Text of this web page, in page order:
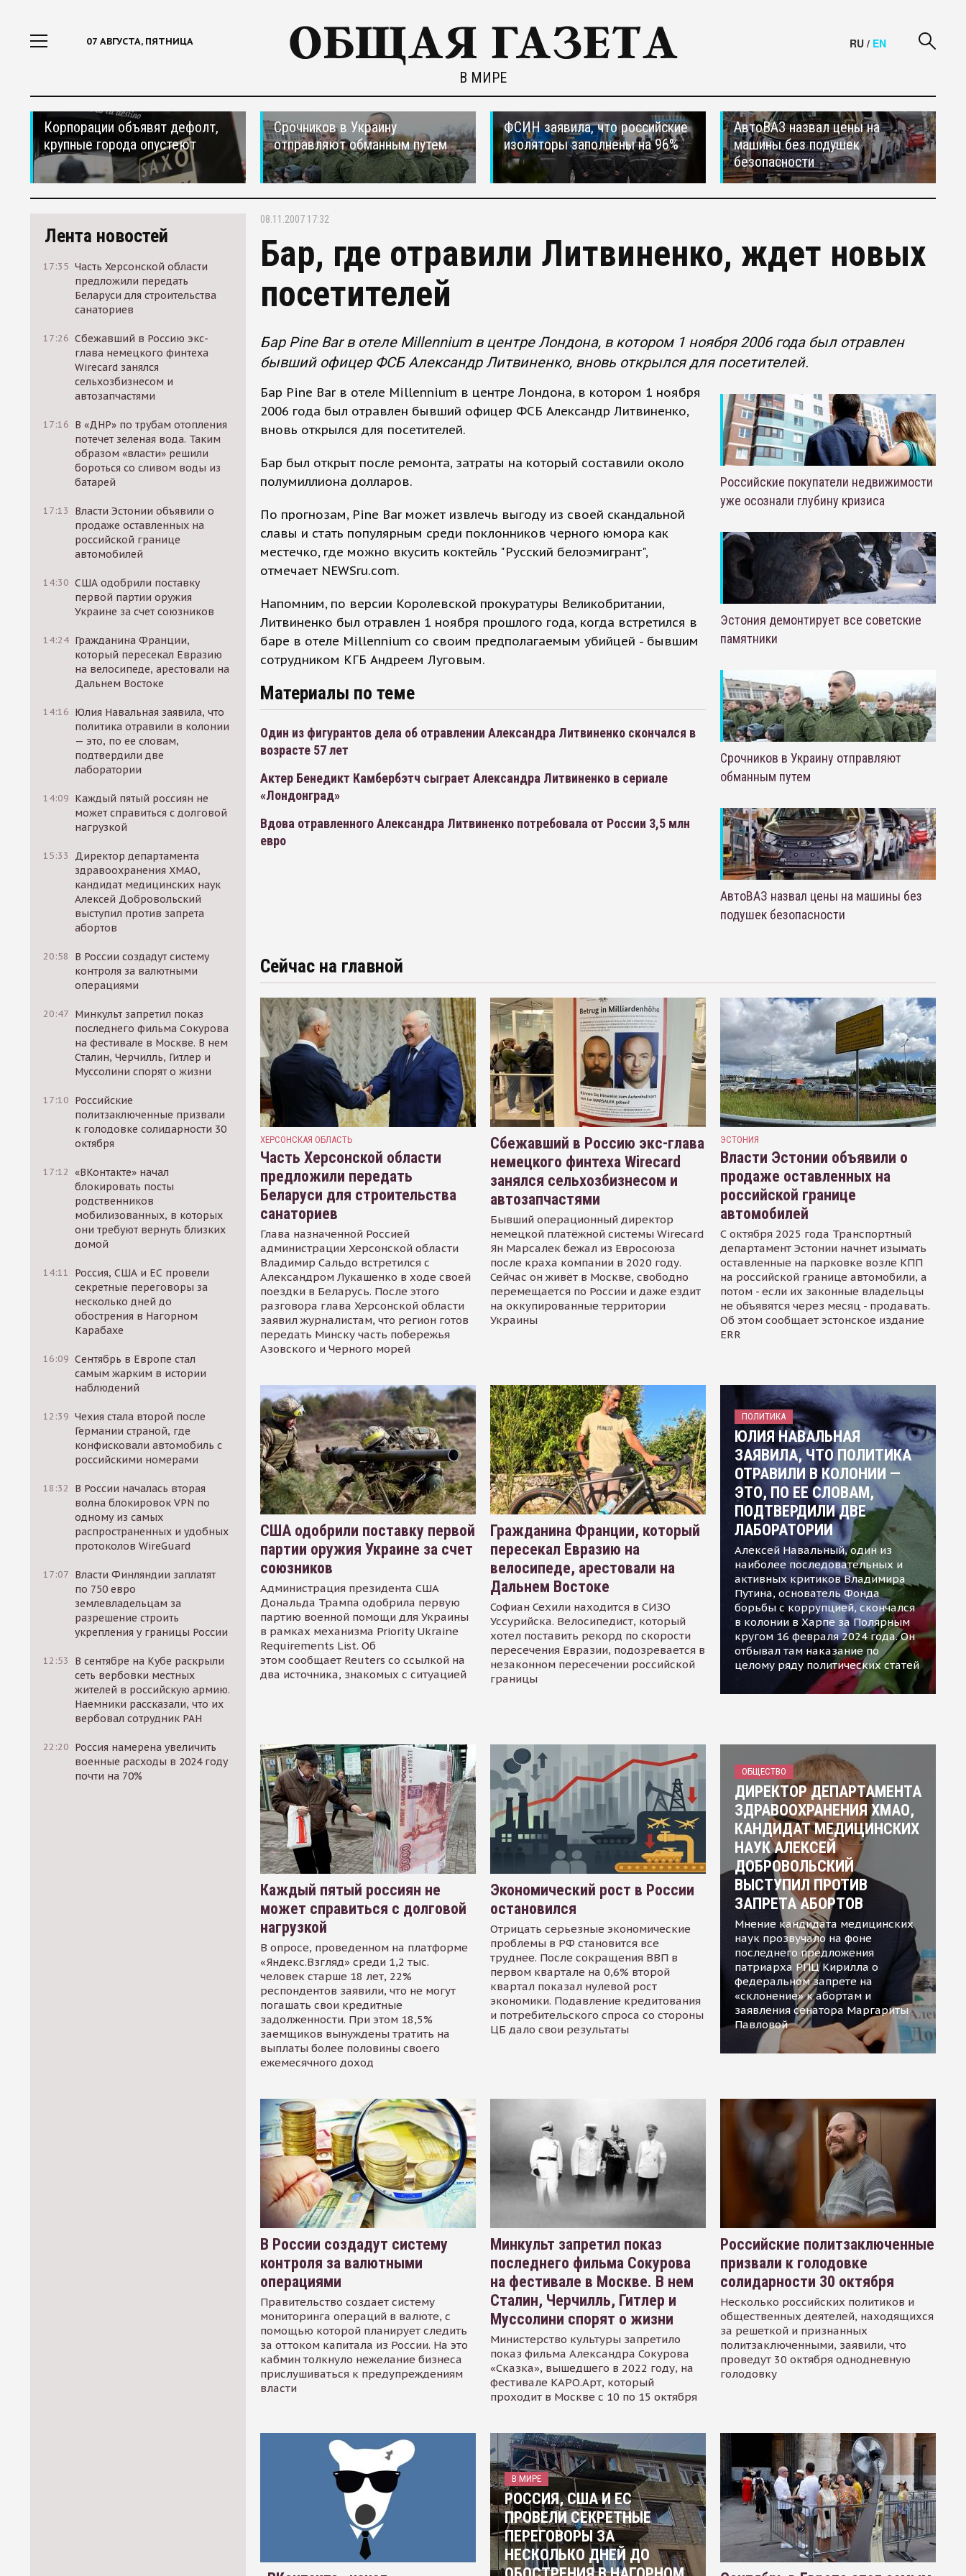
07 АВГУСТА, ПЯТНИЦА
В МИРЕ
RU / EN
Корпорации объявят дефолт,
крупные города опустеют
Срочников в Украину
отправляют обманным путем
ФСИН заявила, что российские
изоляторы заполнены на 96%
АвтоВАЗ назвал цены на
машины без подушек
безопасности
Лента новостей
17:35 Часть Херсонской области
предложили передать
Беларуси для строительства
санаториев
17:26 Сбежавший в Россию экс-
глава немецкого финтеха
Wirecard занялся
сельхозбизнесом и
автозапчастями
17:16 В «ДНР» по трубам отопления
потечет зеленая вода. Таким
образом «власти» решили
бороться со сливом воды из
батарей
17:13
Власти Эстонии объявили о
продаже оставленных на
российской границе
автомобилей
14:30 США одобрили поставку
первой партии оружия
Украине за счет союзников
14:24 Гражданина Франции,
который пересекал Евразию
на велосипеде, арестовали на
Дальнем Востоке
14:16 Юлия Навальная заявила, что
политика отравили в колонии
— это, по ее словам,
подтвердили две
лаборатории
14:09 Каждый пятый россиян не
может справиться с долговой
нагрузкой
15:33
Директор департамента
здравоохранения ХМАО,
кандидат медицинских наук
Алексей Добровольский
выступил против запрета
абортов
20:58
В России создадут систему
контроля за валютными
операциями
20:47 Минкульт запретил показ
последнего фильма Сокурова
на фестивале в Москве. В нем
Сталин, Черчилль, Гитлер и
Муссолини спорят о жизни
17:10 Российские
политзаключенные призвали
к голодовке солидарности 30
октября
17:12 «ВКонтакте» начал
блокировать посты
родственников
мобилизованных, в которых
они требуют вернуть близких
домой
14:11
Россия, США и ЕС провели
секретные переговоры за
несколько дней до
обострения в Нагорном
Карабахе
16:09 Сентябрь в Европе стал
самым жарким в истории
наблюдений
12:39 Чехия стала второй после
Германии страной, где
конфисковали автомобиль с
российскими номерами
18:32
В России началась вторая
волна блокировок VPN по
одному из самых
распространенных и удобных
протоколов WireGuard
17:07 Власти Финляндии заплатят
по 750 евро
землевладельцам за
разрешение строить
укрепления у границы России
12:53
В сентябре на Кубе раскрыли
сеть вербовки местных
жителей в российскую армию.
Наемники рассказали, что их
вербовал сотрудник РАН
22:20 Россия намерена увеличить
военные расходы в 2024 году
почти на 70%
08.11.2007 17:32
Бар, где отравили Литвиненко, ждет новых
посетителей
Бар Pine Bar в отеле Millennium в центре Лондона, в котором 1 ноября 2006 года был отравлен
бывший офицер ФСБ Александр Литвиненко, вновь открылся для посетителей.
Бар Pine Bar в отеле Millennium в центре Лондона, в котором 1 ноября
2006 года был отравлен бывший офицер ФСБ Александр Литвиненко,
вновь открылся для посетителей.
Бар был открыт после ремонта, затраты на который составили около
полумиллиона долларов.
По прогнозам, Pine Bar может извлечь выгоду из своей скандальной
славы и стать популярным среди поклонников черного юмора как
местечко, где можно вкусить коктейль "Русский белоэмигрант",
отмечает NEWSru.com.
Напомним, по версии Королевской прокуратуры Великобритании,
Литвиненко был отравлен 1 ноября прошлого года, когда встретился в
баре в отеле Millennium со своим предполагаемым убийцей - бывшим
сотрудником КГБ Андреем Луговым.
Материалы по теме
Один из фигурантов дела об отравлении Александра Литвиненко скончался в
возрасте 57 лет
Актер Бенедикт Камбербэтч сыграет Александра Литвиненко в сериале
«Лондонград»
Вдова отравленного Александра Литвиненко потребовала от России 3,5 млн
евро
Российские покупатели недвижимости
уже осознали глубину кризиса
Эстония демонтирует все советские
памятники
Срочников в Украину отправляют
обманным путем
АвтоВАЗ назвал цены на машины без
подушек безопасности
Сейчас на главной
ХЕРСОНСКАЯ ОБЛАСТЬ
Часть Херсонской области
предложили передать
Беларуси для строительства
санаториев
Глава назначенной Россией
администрации Херсонской области
Владимир Сальдо встретился с
Александром Лукашенко в ходе своей
поездки в Беларусь. После этого
разговора глава Херсонской области
заявил журналистам, что регион готов
передать Минску часть побережья
Азовского и Черного морей
Сбежавший в Россию экс-глава
немецкого финтеха Wirecard
занялся сельхозбизнесом и
автозапчастями
Бывший операционный директор
немецкой платёжной системы Wirecard
Ян Марсалек бежал из Евросоюза
после краха компании в 2020 году.
Сейчас он живёт в Москве, свободно
перемещается по России и даже ездит
на оккупированные территории
Украины
ЭСТОНИЯ
Власти Эстонии объявили о
продаже оставленных на
российской границе
автомобилей
С октября 2025 года Транспортный
департамент Эстонии начнет изымать
оставленные на парковке возле КПП
на российской границе автомобили, а
потом - если их законные владельцы
не объявятся через месяц - продавать.
Об этом сообщает эстонское издание
ERR
США одобрили поставку первой
партии оружия Украине за счет
союзников
Администрация президента США
Дональда Трампа одобрила первую
партию военной помощи для Украины
в рамках механизма Priority Ukraine
Requirements List. Об
этом сообщает Reuters со ссылкой на
два источника, знакомых с ситуацией
Гражданина Франции, который
пересекал Евразию на
велосипеде, арестовали на
Дальнем Востоке
Софиан Сехили находится в СИЗО
Уссурийска. Велосипедист, который
хотел поставить рекорд по скорости
пересечения Евразии, подозревается в
незаконном пересечении российской
границы
ПОЛИТИКА
ЮЛИЯ НАВАЛЬНАЯ
ЗАЯВИЛА, ЧТО ПОЛИТИКА
ОТРАВИЛИ В КОЛОНИИ —
ЭТО, ПО ЕЕ СЛОВАМ,
ПОДТВЕРДИЛИ ДВЕ
ЛАБОРАТОРИИ
Алексей Навальный, один из
наиболее последовательных и
активных критиков Владимира
Путина, основатель Фонда
борьбы с коррупцией, скончался
в колонии в Харпе за Полярным
кругом 16 февраля 2024 года. Он
отбывал там наказание по
целому ряду политических статей
Каждый пятый россиян не
может справиться с долговой
нагрузкой
В опросе, проведенном на платформе
«Яндекс.Взгляд» среди 1,2 тыс.
человек старше 18 лет, 22%
респондентов заявили, что не могут
погашать свои кредитные
задолженности. При этом 18,5%
заемщиков вынуждены тратить на
выплаты более половины своего
ежемесячного доход
Экономический рост в России
остановился
Отрицать серьезные экономические
проблемы в РФ становится все
труднее. После сокращения ВВП в
первом квартале на 0,6% второй
квартал показал нулевой рост
экономики. Подавление кредитования
и потребительского спроса со стороны
ЦБ дало свои результаты
ОБЩЕСТВО
ДИРЕКТОР ДЕПАРТАМЕНТА
ЗДРАВООХРАНЕНИЯ ХМАО,
КАНДИДАТ МЕДИЦИНСКИХ
НАУК АЛЕКСЕЙ
ДОБРОВОЛЬСКИЙ
ВЫСТУПИЛ ПРОТИВ
ЗАПРЕТА АБОРТОВ
Мнение кандидата медицинских
наук прозвучало на фоне
последнего предложения
патриарха РПЦ Кирилла о
федеральном запрете на
«склонение» к абортам и
заявления сенатора Маргариты
Павловой
В России создадут систему
контроля за валютными
операциями
Правительство создает систему
мониторинга операций в валюте, с
помощью которой планирует следить
за оттоком капитала из России. На это
кабмин толкнуло нежелание бизнеса
прислушиваться к предупреждениям
власти
Минкульт запретил показ
последнего фильма Сокурова
на фестивале в Москве. В нем
Сталин, Черчилль, Гитлер и
Муссолини спорят о жизни
Министерство культуры запретило
показ фильма Александра Сокурова
«Сказка», вышедшего в 2022 году, на
фестивале КАРО.Арт, который
проходит в Москве с 10 по 15 октября
Российские политзаключенные
призвали к голодовке
солидарности 30 октября
Несколько российских политиков и
общественных деятелей, находящихся
за решеткой и признанных
политзаключенными, заявили, что
проведут 30 октября однодневную
голодовку
В МИРЕ
РОССИЯ, США И ЕС
ПРОВЕЛИ СЕКРЕТНЫЕ
ПЕРЕГОВОРЫ ЗА
НЕСКОЛЬКО ДНЕЙ ДО